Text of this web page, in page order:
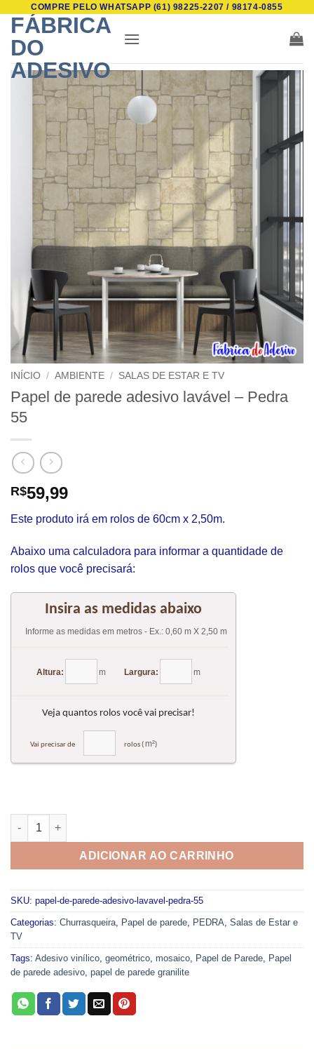
content
COMPRE PELO WHATSAPP (61) 98225-2207 / 98174-0855
FÁBRICA
DO
ADESIVO
INÍCIO / AMBIENTE / SALAS DE ESTAR E TV
Papel de parede adesivo lavável – Pedra
55
R$59,99
Este produto irá em rolos de 60cm x 2,50m.
Abaixo uma calculadora para informar a quantidade de
rolos que você precisará:
Papel de parede adesivo lavável - Pedra 55 quantidade
ADICIONAR AO CARRINHO
SKU: papel-de-parede-adesivo-lavavel-pedra-55
Categorias: Churrasqueira Papel de parede PEDRA Salas de Estar e
TV
Tags: Adesivo vinílico geométrico mosaico Papel de Parede
Papel
de parede adesivo papel de parede granilite